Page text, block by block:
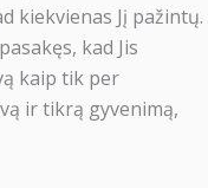
kiekvienas Jį pažintų.
kad Jis
kaip tik per
ir tikrą gyvenimą,